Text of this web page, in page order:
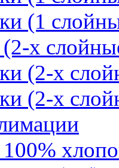
(1
х
(2-х
(2-х